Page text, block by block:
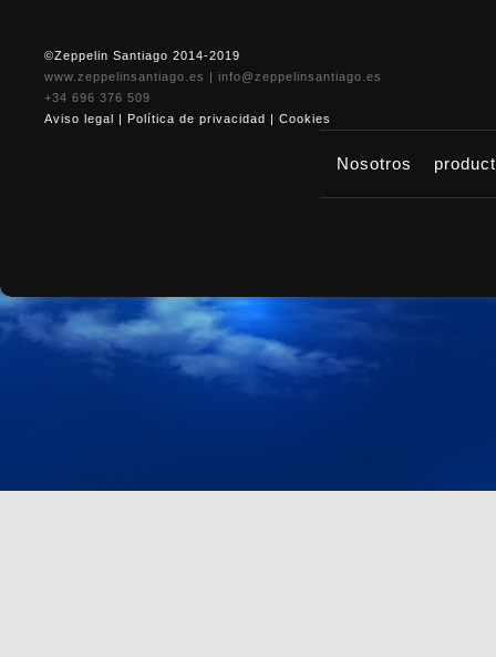
©Zeppelin Santiago 2014-2019
www.zeppelinsantiago.es | info@zeppelinsantiago.es
+34 696 376 509
Aviso legal | Política de privacidad | Cookies
Nosotros